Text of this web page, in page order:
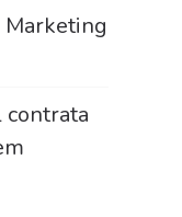
contrata